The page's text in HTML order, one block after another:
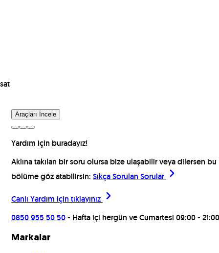
Araçları İncele
Yardım için buradayız!
Aklına takılan bir soru olursa bize ulaşabilir veya dilersen bu
bölüme göz atabilirsin: Sıkça Sorulan Sorular
Canlı Yardım için tıklayınız
0850 955 50 50- Hafta içi hergün ve Cumartesi 09:00 - 21:00
Markalar